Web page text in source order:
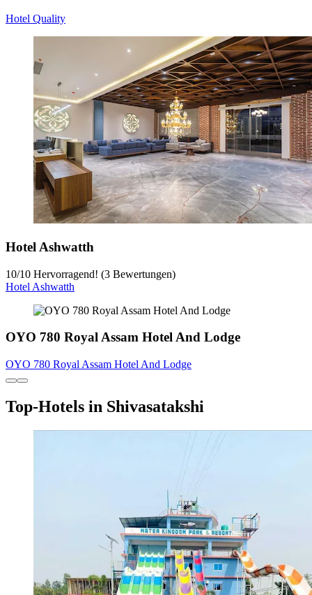
Hotel Quality
Hotel Ashwatth
10/10 Hervorragend! (3 Bewertungen)
Hotel Ashwatth
OYO 780 Royal Assam Hotel And Lodge
OYO 780 Royal Assam Hotel And Lodge
Top-Hotels in Shivasatakshi